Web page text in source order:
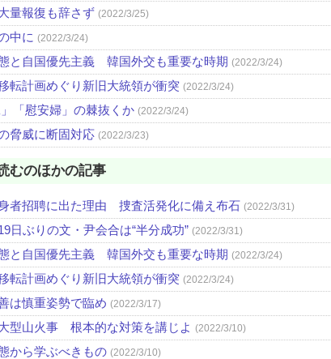
量報復も辞さず (2022/3/25)
中に (2022/3/24)
と自国優先主義 韓国外交も重要な時期 (2022/3/24)
転計画めぐり新旧大統領が衝突 (2022/3/24)
「慰安婦」の棘抜くか (2022/3/24)
脅威に断固対応 (2022/3/23)
むのほかの記事
者招聘に出た理由 捜査活発化に備え布石 (2022/3/31)
日ぶりの文・尹会合は“半分成功” (2022/3/31)
と自国優先主義 韓国外交も重要な時期 (2022/3/24)
転計画めぐり新旧大統領が衝突 (2022/3/24)
は慎重姿勢で臨め (2022/3/17)
型山火事 根本的な対策を講じよ (2022/3/10)
から学ぶべきもの (2022/3/10)